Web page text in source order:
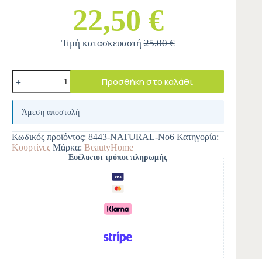
22,50 €
Τιμή κατασκευαστή25,00 €
Προσθήκη στο καλάθι
A
e
r
n
a
t
i
v
e
:
Άμεση αποστολή
Κωδικός προϊόντος: 8443-NATURAL-Νο6 Κατηγορία:
Κουρτίνες Μάρκα: BeautyHome
Ευέλικτοι τρόποι πληρωμής